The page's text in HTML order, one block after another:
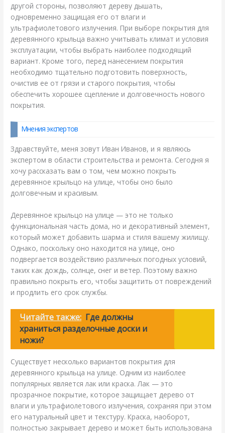
другой стороны, позволяют дереву дышать,
одновременно защищая его от влаги и
ультрафиолетового излучения. При выборе покрытия для
деревянного крыльца важно учитывать климат и условия
эксплуатации, чтобы выбрать наиболее подходящий
вариант. Кроме того, перед нанесением покрытия
необходимо тщательно подготовить поверхность,
очистив ее от грязи и старого покрытия, чтобы
обеспечить хорошее сцепление и долговечность нового
покрытия.
Мнения экспертов
Здравствуйте, меня зовут Иван Иванов, и я являюсь
экспертом в области строительства и ремонта. Сегодня я
хочу рассказать вам о том, чем можно покрыть
деревянное крыльцо на улице, чтобы оно было
долговечным и красивым.
Деревянное крыльцо на улице — это не только
функциональная часть дома, но и декоративный элемент,
который может добавить шарма и стиля вашему жилищу.
Однако, поскольку оно находится на улице, оно
подвергается воздействию различных погодных условий,
таких как дождь, солнце, снег и ветер. Поэтому важно
правильно покрыть его, чтобы защитить от повреждений
и продлить его срок службы.
Читайте также: Где должны
храниться разделочные доски и
ножи?
Существует несколько вариантов покрытия для
деревянного крыльца на улице. Одним из наиболее
популярных является лак или краска. Лак — это
прозрачное покрытие, которое защищает дерево от
влаги и ультрафиолетового излучения, сохраняя при этом
его натуральный цвет и текстуру. Краска, наоборот,
полностью закрывает дерево и может быть использована